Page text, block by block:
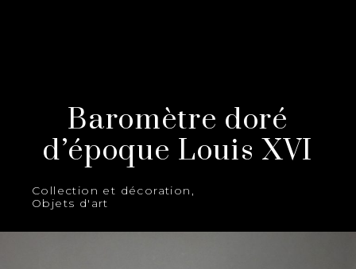
Baromètre doré
d’époque Louis XVI
Collection et décoration ,
Objets d'art